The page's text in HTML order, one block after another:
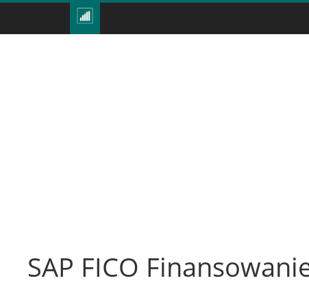
SAP FICO